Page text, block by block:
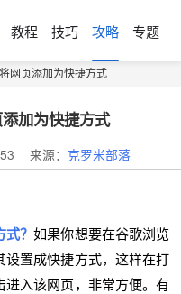
教程 技巧 攻略 专题
网页添加为快捷方式
加为快捷方式
来源： 克罗米部落
式？如果你想要在谷歌浏览
置成快捷方式，这样在打
入该网页，非常方便。有